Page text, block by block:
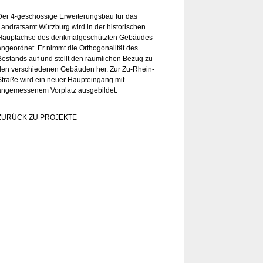
4-geschossige Erweiterungsbau für das
Würzburg wird in der historischen
des denkmalgeschützten Gebäudes
Er nimmt die Orthogonalität des
auf und stellt den räumlichen Bezug zu
verschiedenen Gebäuden her. Zur Zu-Rhein-
wird ein neuer Haupteingang mit
Vorplatz ausgebildet.
ZU PROJEKTE